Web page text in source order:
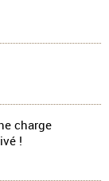
charge
!